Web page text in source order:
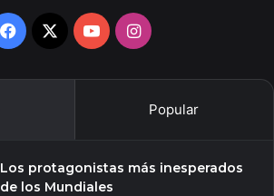
Facebook
X YouTubeInstagram
Popular
Los protagonistas más inesperados
de los Mundiales